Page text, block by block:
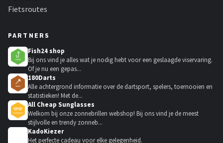
Fietsroutes
PARTNERS
Fish24 shop
Bij ons vind je alles wat je nodig hebt voor een geslaagde viservaring.
Of je nu een gepas...
180Darts
Alle achtergrond informatie over de dartsport, spelers, toernooien en
statistieken! Met de...
All Cheap Sunglasses
Welkom bij onze zonnebrillen webshop! Bij ons vind je de meest
stijlvolle en trendy zonneb...
KadoKiezer
Het perfecte cadeau voor elke gelegenheid.